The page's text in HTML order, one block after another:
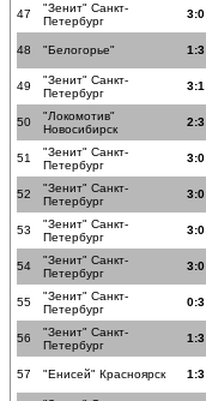
47
"Зенит" Санкт-
Петербург
3:0
48 "Белогорье" 1:3
49
"Зенит" Санкт-
Петербург
3:1
50
"Локомотив"
Новосибирск
2:3
51
"Зенит" Санкт-
Петербург
3:0
52
"Зенит" Санкт-
Петербург
3:0
53
"Зенит" Санкт-
Петербург
3:0
54
"Зенит" Санкт-
Петербург
3:0
55
"Зенит" Санкт-
Петербург
0:3
56
"Зенит" Санкт-
Петербург
1:3
57 "Енисей" Красноярск 1:3